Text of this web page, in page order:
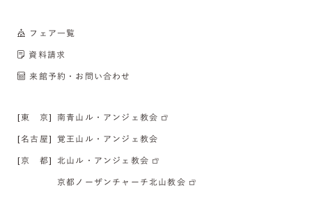
フェア一覧
資料請求
来館予約・お問い合わせ
[東 京] 南青山ル・アンジェ教会
[名古屋] 覚王山ル・アンジェ教会
[京 都] 北山ル・アンジェ教会
京都ノーザンチャーチ北山教会